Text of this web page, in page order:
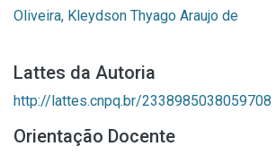
Oliveira, Kleydson Thyago Araujo de
Lattes da Autoria
http://lattes.cnpq.br/2338985038059708
Orientação Docente